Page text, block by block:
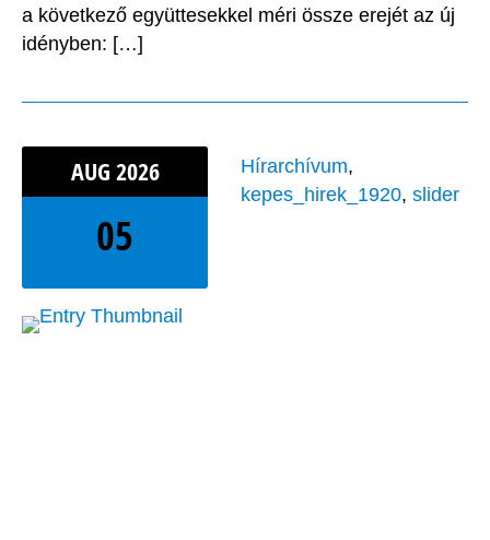
a következő együttesekkel méri össze erejét az új
idényben: […]
AUG 2026
05
Hírarchívum,
kepes_hirek_1920, slider